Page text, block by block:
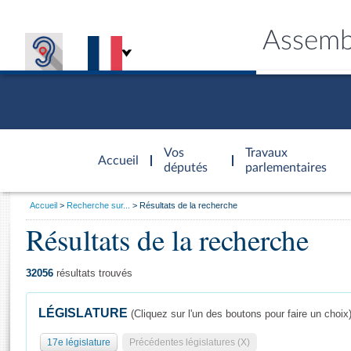
Accueil
d'accueil
Vos
députés
Travaux
parlementaires
Général
Vous
Accueil Recherche sur... Résultats de la recherche
Résultats de la recherche
32056 résultats trouvés
LÉGISLATURE (Cliquez sur l'un des boutons pour faire un choix)
17e législature Précédentes législatures (X)